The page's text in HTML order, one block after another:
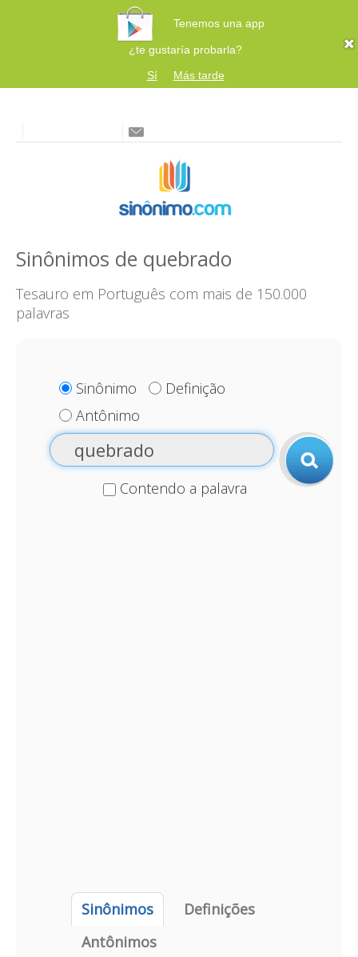
Tenemos una app
¿te gustaría probarla?
Sí
Más tarde
Sinônimos de quebrado
Tesauro em Português com mais de 150.000
palavras
Sinônimo
Definição
Antônimo
Contendo a palavra
Sinônimos
Definições
Antônimos